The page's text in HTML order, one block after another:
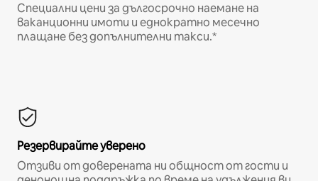
Специални цени за дългосрочно наемане на
ваканционни имоти и еднократно месечно
плащане без допълнителни такси.*
Резервирайте уверено
Отзиви от доверената ни общност от гости и